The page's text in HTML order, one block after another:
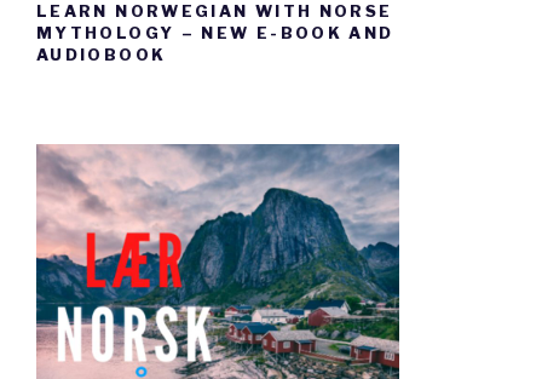
LEARN NORWEGIAN WITH NORSE
MYTHOLOGY – NEW E-BOOK AND
AUDIOBOOK